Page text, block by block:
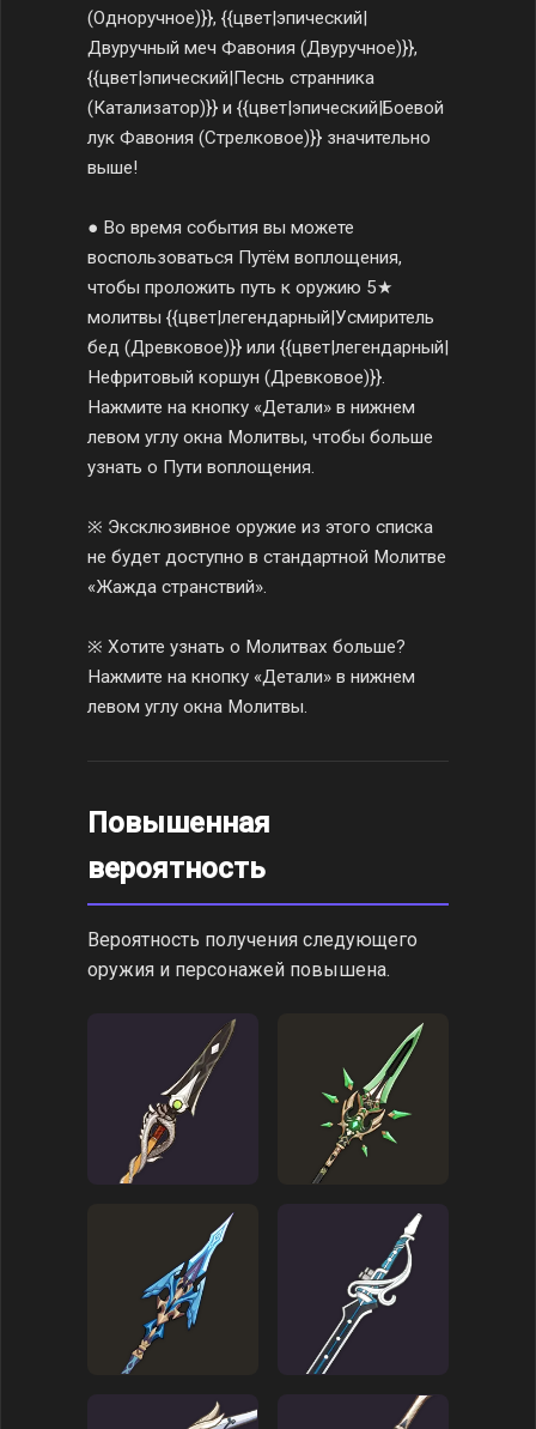
(Одноручное)}}, {{цвет|эпический|
Двуручный меч Фавония (Двуручное)}},
{{цвет|эпический|Песнь странника
(Катализатор)}} и {{цвет|эпический|Боевой
лук Фавония (Стрелковое)}} значительно
выше!
● Во время события вы можете
воспользоваться Путём воплощения,
чтобы проложить путь к оружию 5★
молитвы {{цвет|легендарный|Усмиритель
бед (Древковое)}} или {{цвет|легендарный|
Нефритовый коршун (Древковое)}}.
Нажмите на кнопку «Детали» в нижнем
левом углу окна Молитвы, чтобы больше
узнать о Пути воплощения.
※ Эксклюзивное оружие из этого списка
не будет доступно в стандартной Молитве
«Жажда странствий».
※ Хотите узнать о Молитвах больше?
Нажмите на кнопку «Детали» в нижнем
левом углу окна Молитвы.
Повышенная
вероятность
Вероятность получения следующего
оружия и персонажей повышена.